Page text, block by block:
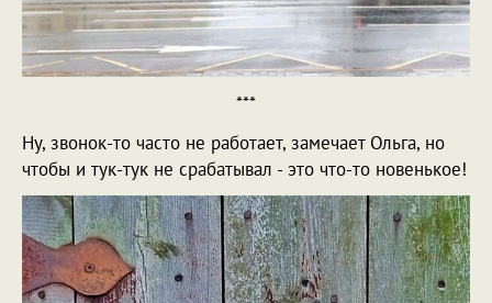
***
Ну, звонок-то часто не работает, замечает Ольга, но
чтобы и тук-тук не срабатывал - это что-то новенькое!